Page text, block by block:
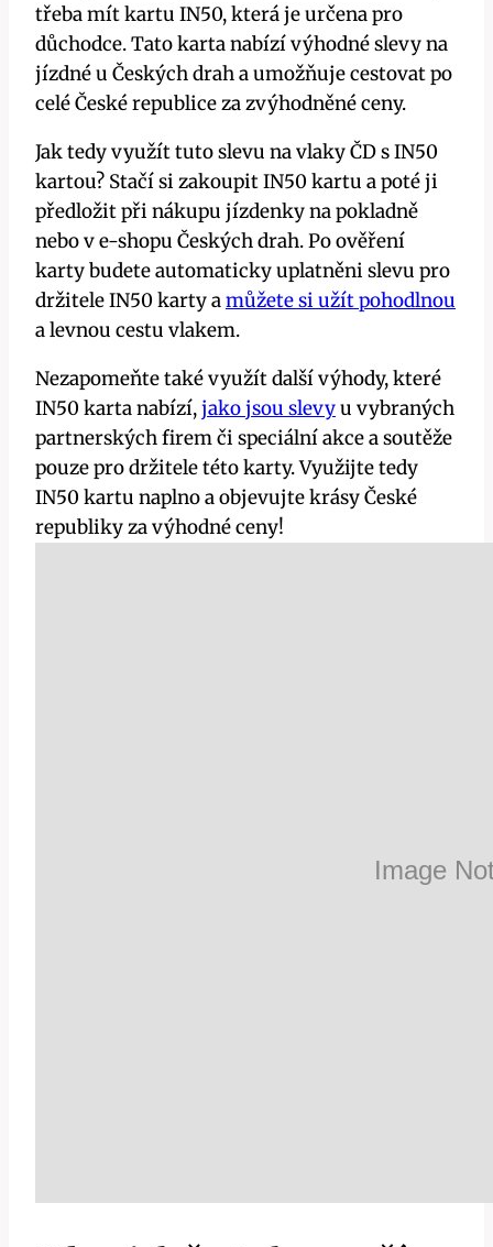
třeba mít kartu IN50, která je určena pro
důchodce. Tato karta nabízí výhodné slevy na
jízdné u Českých drah a umožňuje cestovat po
celé České republice za zvýhodněné ceny.
Jak tedy využít tuto slevu na vlaky ČD s IN50
kartou? Stačí si zakoupit IN50 kartu a poté ji
předložit při nákupu jízdenky na pokladně
nebo v e-shopu Českých drah. Po ověření
karty budete automaticky uplatněni slevu pro
držitele IN50 karty amůžete si užít pohodlnou
a levnou cestu vlakem.
Nezapomeňte také využít další výhody, které
IN50 karta nabízí,jako jsou slevyu vybraných
partnerských firem či speciální akce a soutěže
pouze pro držitele této karty. Využijte tedy
IN50 kartu naplno a objevujte krásy České
republiky za výhodné ceny!